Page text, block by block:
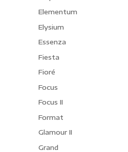
Elementum
Elysium
Essenza
Fiesta
Fioré
Focus
Focus II
Format
Glamour II
Grand